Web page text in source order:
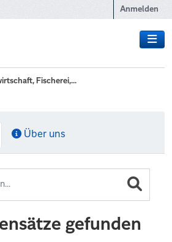
Anmelden
Fischerei,...
Über uns
gefunden